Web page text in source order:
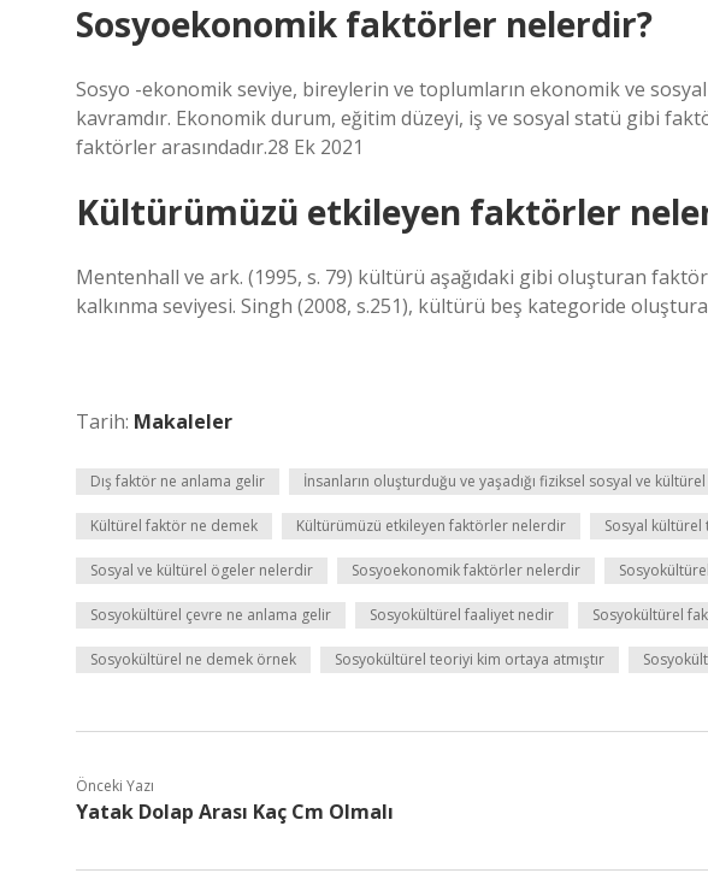
Sosyoekonomik faktörler nelerdir?
Sosyo -ekonomik seviye, bireylerin ve toplumların ekonomik ve
kavramdır. Ekonomik durum, eğitim düzeyi, iş ve sosyal statü gibi
faktörler arasındadır.28 Ek 2021
Kültürümüzü etkileyen faktörler
Mentenhall ve ark. (1995, s. 79) kültürü aşağıdaki gibi oluşturan
kalkınma seviyesi. Singh (2008, s.251), kültürü beş kategoride
Tarih: Makaleler
Dış faktör ne anlama gelir İnsanların oluşturduğu ve yaşadığı fiziksel sosyal ve
Kültürel faktör ne demek Kültürümüzü etkileyen faktörler nelerdir Sosyal kültürel
Sosyal ve kültürel ögeler nelerdir Sosyoekonomik faktörler nelerdir
Sosyokültürel çevre ne anlama gelir Sosyokültürel faaliyet nedir Sosyokültürel
Sosyokültürel ne demek örnek Sosyokültürel teoriyi kim ortaya atmıştır
Önceki Yazı
Yatak Dolap Arası Kaç Cm Olmalı